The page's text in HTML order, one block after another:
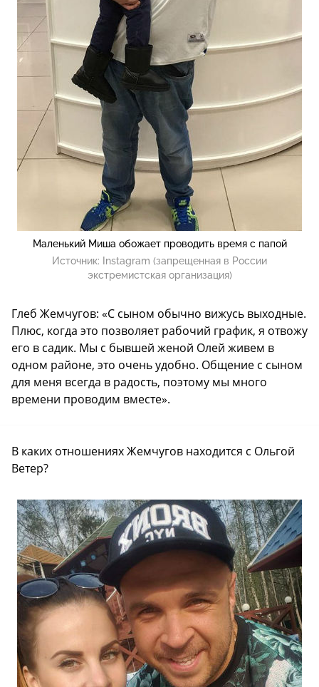
Маленький Миша обожает проводить время с папой
Источник:
Instagram (запрещенная в России
экстремистская организация)
Глеб Жемчугов: «С сыном обычно вижусь выходные.
Плюс, когда это позволяет рабочий график, я отвожу
его в садик. Мы с бывшей женой Олей живем в
одном районе, это очень удобно. Общение с сыном
для меня всегда в радость, поэтому мы много
времени проводим вместе».
В каких отношениях Жемчугов находится с Ольгой
Ветер?